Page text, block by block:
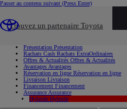
Passer au contenu suivant (Press Enter)
Trouvez un partenaire Toyota
Présentation Présentation
Rachats Cash Rachats ExtraOrdinaires
Offres & Actualités Offres & Actualités
Avantages Avantages
Réservation en ligne Réservation en ligne
Livraison Livraison
Financement Financement
Assurance Assurance
Hybride Hybride